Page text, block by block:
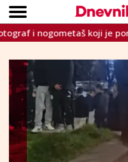
Copyright ©
nogometaš koji je pomagao